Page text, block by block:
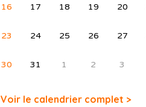
16 17 18 19 20
23 24 25 26 27
30 31 1 2 3
Voir le calendrier complet >